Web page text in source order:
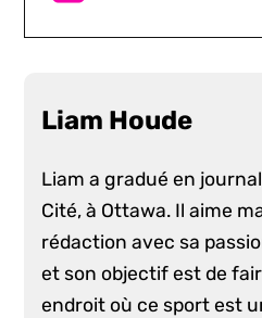
Liam Houde
Liam a gradué en
Cité, à Ottawa. Il aime
rédaction avec sa
et son objectif est de
endroit où ce sport est